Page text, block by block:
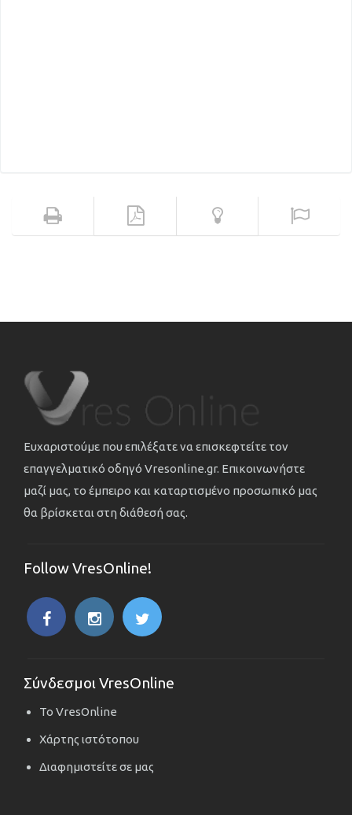
Ευχαριστούμε που επιλέξατε να επισκεφτείτε τον
επαγγελματικό οδηγό Vresonline.gr. Επικοινωνήστε
μαζί μας, το έμπειρο και καταρτισμένο προσωπικό μας
θα βρίσκεται στη διάθεσή σας.
Follow VresOnline!
Σύνδεσμοι VresOnline
Το VresOnline
Χάρτης ιστότοπου
Διαφημιστείτε σε μας